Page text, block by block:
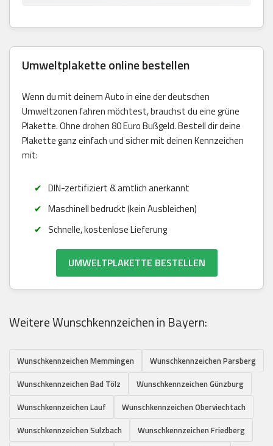
Umweltplakette online bestellen
Wenn du mit deinem Auto in eine der deutschen
Umweltzonen fahren möchtest, brauchst du eine grüne
Plakette. Ohne drohen 80 Euro Bußgeld. Bestell dir deine
Plakette ganz einfach und sicher mit deinen Kennzeichen
mit:
DIN-zertifiziert & amtlich anerkannt
Maschinell bedruckt (kein Ausbleichen)
Schnelle, kostenlose Lieferung
UMWELTPLAKETTE BESTELLEN
Weitere Wunschkennzeichen in Bayern:
Wunschkennzeichen Memmingen
Wunschkennzeichen Parsberg
Wunschkennzeichen Bad Tölz
Wunschkennzeichen Günzburg
Wunschkennzeichen Lauf
Wunschkennzeichen Oberviechtach
Wunschkennzeichen Sulzbach
Wunschkennzeichen Friedberg